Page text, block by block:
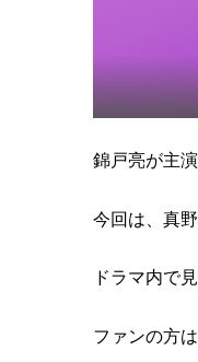
錦戸亮が主
今回は、真
ドラマ内で
ファンの方